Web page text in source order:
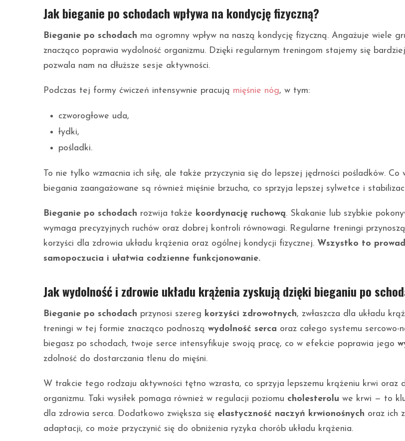
Jak bieganie po schodach wpływa na kondycję fizyczną?
Bieganie po schodach ma ogromny wpływ na naszą kondycję fizyczną. Angażuje wiele
znacząco poprawia wydolność organizmu. Dzięki regularnym treningom stajemy się
pozwala nam na dłuższe sesje aktywności.
Podczas tej formy ćwiczeń intensywnie pracują mięśnie nóg, w tym:
czworogłowe uda,
łydki,
pośladki.
To nie tylko wzmacnia ich siłę, ale także przyczynia się do lepszej jędrności pośladków. Co
biegania zaangażowane są również mięśnie brzucha, co sprzyja lepszej sylwetce i
Bieganie po schodach rozwija także koordynację ruchową. Skakanie lub szybkie
wymaga precyzyjnych ruchów oraz dobrej kontroli równowagi. Regularne treningi
korzyści dla zdrowia układu krążenia oraz ogólnej kondycji fizycznej. Wszystko to
samopoczucia i ułatwia codzienne funkcjonowanie.
Jak wydolność i zdrowie układu krążenia zyskują dzięki bieganiu po
Bieganie po schodach przynosi szereg korzyści zdrowotnych, zwłaszcza dla układu
treningi w tej formie znacząco podnoszą wydolność serca oraz całego systemu sercowo-
biegasz po schodach, twoje serce intensyfikuje swoją pracę, co w efekcie poprawia jego
zdolność do dostarczania tlenu do mięśni.
W trakcie tego rodzaju aktywności tętno wzrasta, co sprzyja lepszemu krążeniu krwi oraz
organizmu. Taki wysiłek pomaga również w regulacji poziomu cholesterolu we krwi — to
dla zdrowia serca. Dodatkowo zwiększa się elastyczność naczyń krwionośnych oraz ich
adaptacji, co może przyczynić się do obniżenia ryzyka chorób układu krążenia.